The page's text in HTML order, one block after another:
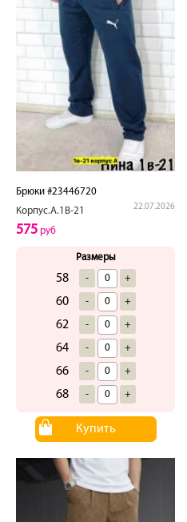
Брюки #23446720
Корпус.А.1В-21
22.07.2026
575 руб
Размеры
58 - +
60 - +
62 - +
64 - +
66 - +
68 - +
Купить